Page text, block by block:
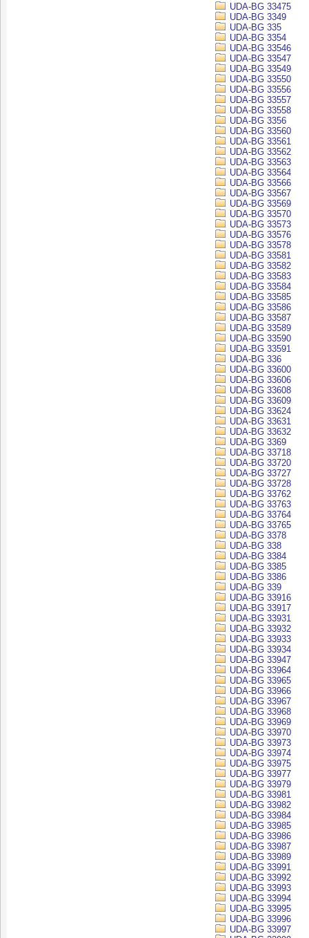
UDA-BG 33475
UDA-BG 3349
UDA-BG 335
UDA-BG 3354
UDA-BG 33546
UDA-BG 33547
UDA-BG 33549
UDA-BG 33550
UDA-BG 33556
UDA-BG 33557
UDA-BG 33558
UDA-BG 3356
UDA-BG 33560
UDA-BG 33561
UDA-BG 33562
UDA-BG 33563
UDA-BG 33564
UDA-BG 33566
UDA-BG 33567
UDA-BG 33569
UDA-BG 33570
UDA-BG 33573
UDA-BG 33576
UDA-BG 33578
UDA-BG 33581
UDA-BG 33582
UDA-BG 33583
UDA-BG 33584
UDA-BG 33585
UDA-BG 33586
UDA-BG 33587
UDA-BG 33589
UDA-BG 33590
UDA-BG 33591
UDA-BG 336
UDA-BG 33600
UDA-BG 33606
UDA-BG 33608
UDA-BG 33609
UDA-BG 33624
UDA-BG 33631
UDA-BG 33632
UDA-BG 3369
UDA-BG 33718
UDA-BG 33720
UDA-BG 33727
UDA-BG 33728
UDA-BG 33762
UDA-BG 33763
UDA-BG 33764
UDA-BG 33765
UDA-BG 3378
UDA-BG 338
UDA-BG 3384
UDA-BG 3385
UDA-BG 3386
UDA-BG 339
UDA-BG 33916
UDA-BG 33917
UDA-BG 33931
UDA-BG 33932
UDA-BG 33933
UDA-BG 33934
UDA-BG 33947
UDA-BG 33964
UDA-BG 33965
UDA-BG 33966
UDA-BG 33967
UDA-BG 33968
UDA-BG 33969
UDA-BG 33970
UDA-BG 33973
UDA-BG 33974
UDA-BG 33975
UDA-BG 33977
UDA-BG 33979
UDA-BG 33981
UDA-BG 33982
UDA-BG 33984
UDA-BG 33985
UDA-BG 33986
UDA-BG 33987
UDA-BG 33989
UDA-BG 33991
UDA-BG 33992
UDA-BG 33993
UDA-BG 33994
UDA-BG 33995
UDA-BG 33996
UDA-BG 33997